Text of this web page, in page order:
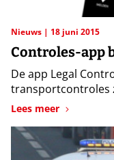
Nieuws 18 juni 2015
Controles-app
De app Legal
transportcontroles
Lees meer